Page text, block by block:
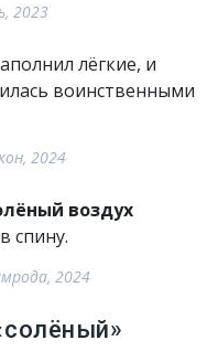
2023
лёгкие, и
воинственными
2024
воздух
спину.
2024